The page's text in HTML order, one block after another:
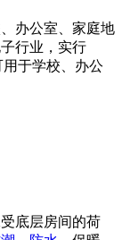
办公室、家庭地
行业，实行
于学校、办公
底层房间的荷